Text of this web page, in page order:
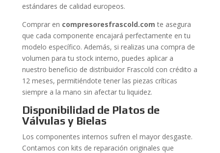
estándares de calidad europeos.
Comprar en compresoresfrascold.com te asegura
que cada componente encajará perfectamente en tu
modelo específico. Además, si realizas una compra de
volumen para tu stock interno, puedes aplicar a
nuestro beneficio de distribuidor Frascold con crédito a
12 meses, permitiéndote tener las piezas críticas
siempre a la mano sin afectar tu liquidez.
Disponibilidad de Platos de
Válvulas y Bielas
Los componentes internos sufren el mayor desgaste.
Contamos con kits de reparación originales que